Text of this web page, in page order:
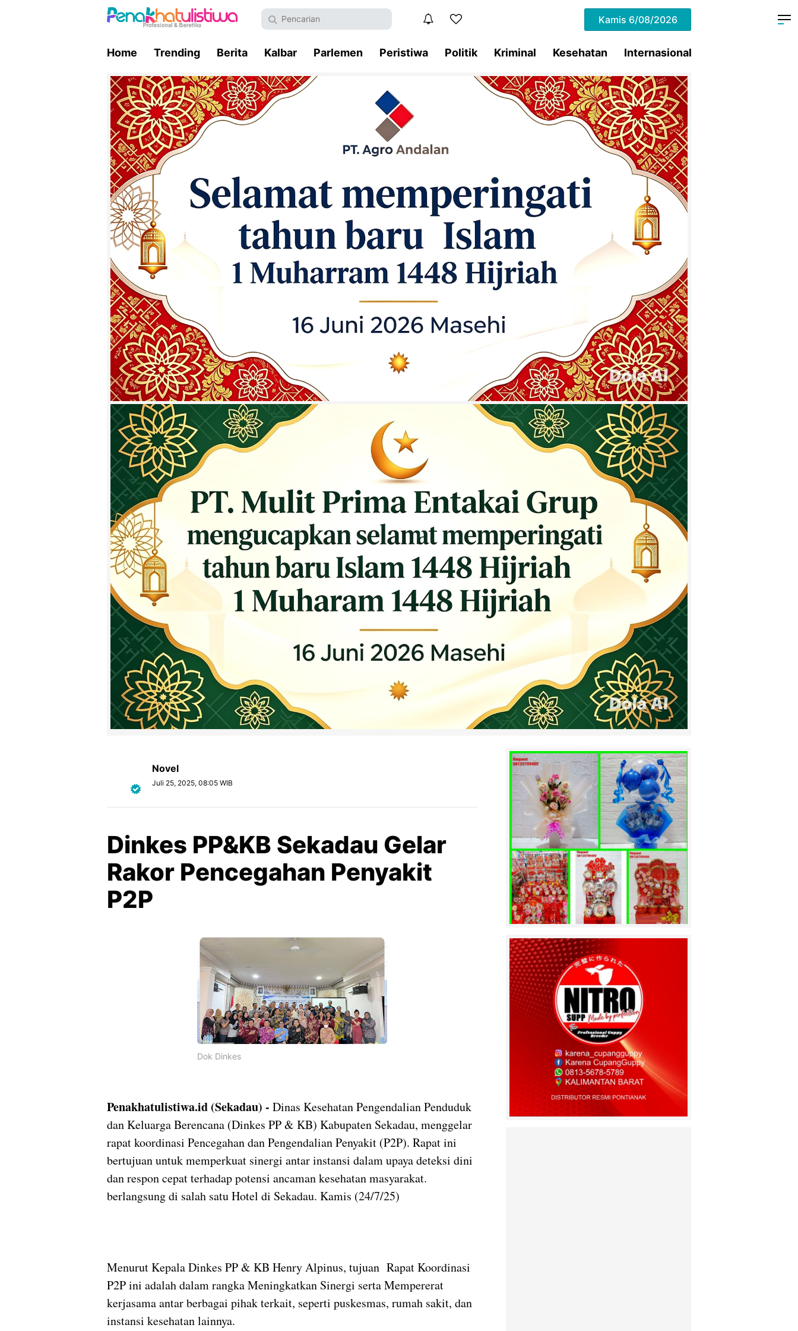
Kamis 6/08/2026
Home Trending Berita Kalbar Parlemen Peristiwa Politik Kriminal Kesehatan Internasional
Novel
Juli 25, 2025, 08:05 WIB
Dinkes PP&KB Sekadau Gelar
Rakor Pencegahan Penyakit
P2P
Dok Dinkes
Penakhatulistiwa.id (Sekadau) - Dinas Kesehatan Pengendalian Penduduk
dan Keluarga Berencana (Dinkes PP & KB) Kabupaten Sekadau, menggelar
rapat koordinasi Pencegahan dan Pengendalian Penyakit (P2P). Rapat ini
bertujuan untuk memperkuat sinergi antar instansi dalam upaya deteksi dini
dan respon cepat terhadap potensi ancaman kesehatan masyarakat.
berlangsung di salah satu Hotel di Sekadau. Kamis (24/7/25)
Menurut Kepala Dinkes PP & KB Henry Alpinus, tujuan Rapat Koordinasi
P2P ini adalah dalam rangka Meningkatkan Sinergi serta Mempererat
kerjasama antar berbagai pihak terkait, seperti puskesmas, rumah sakit, dan
instansi kesehatan lainnya.